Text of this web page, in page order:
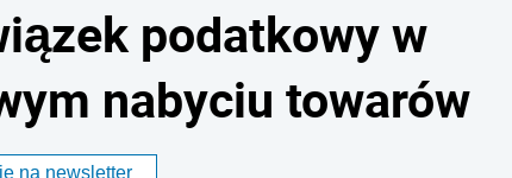
podatkowy w
nabyciu towarów
na newsletter